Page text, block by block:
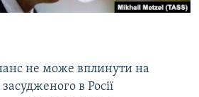
КРИМУ
не може вплинути на
в Росії